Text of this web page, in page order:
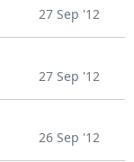
27 Sep '12
27 Sep '12
26 Sep '12